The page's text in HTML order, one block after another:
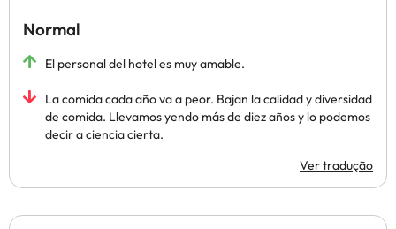
Normal
El personal del hotel es muy amable.
La comida cada año va a peor. Bajan la calidad y diversidad
de comida. Llevamos yendo más de diez años y lo podemos
decir a ciencia cierta.
Ver tradução